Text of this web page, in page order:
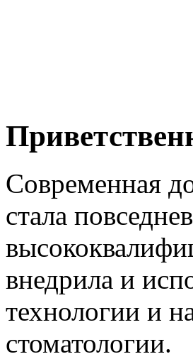
Современная
стала
внедрила и
технологии и
стоматологии.